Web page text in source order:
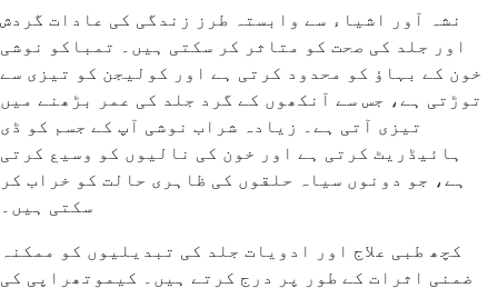
نشہ آور اشیاء سے وابستہ طرز زندگی کی عادات گردش
اور جلد کی صحت کو متاثر کر سکتی ہیں۔ تمباکو نوشی
خون کے بہاؤ کو محدود کرتی ہے اور کولیجن کو تیزی سے
توڑتی ہے، جس سے آنکھوں کے گرد جلد کی عمر بڑھنے میں
تیزی آتی ہے۔ زیادہ شراب نوشی آپ کے جسم کو ڈی
ہائیڈریٹ کرتی ہے اور خون کی نالیوں کو وسیع کرتی
ہے، جو دونوں سیاہ حلقوں کی ظاہری حالت کو خراب کر
سکتی ہیں۔
کچھ طبی علاج اور ادویات جلد کی تبدیلیوں کو ممکنہ
ضمنی اثرات کے طور پر درج کرتے ہیں۔ کیموتھراپی کی